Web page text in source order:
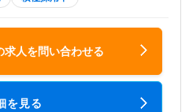
求人を問い合わせる
を見る